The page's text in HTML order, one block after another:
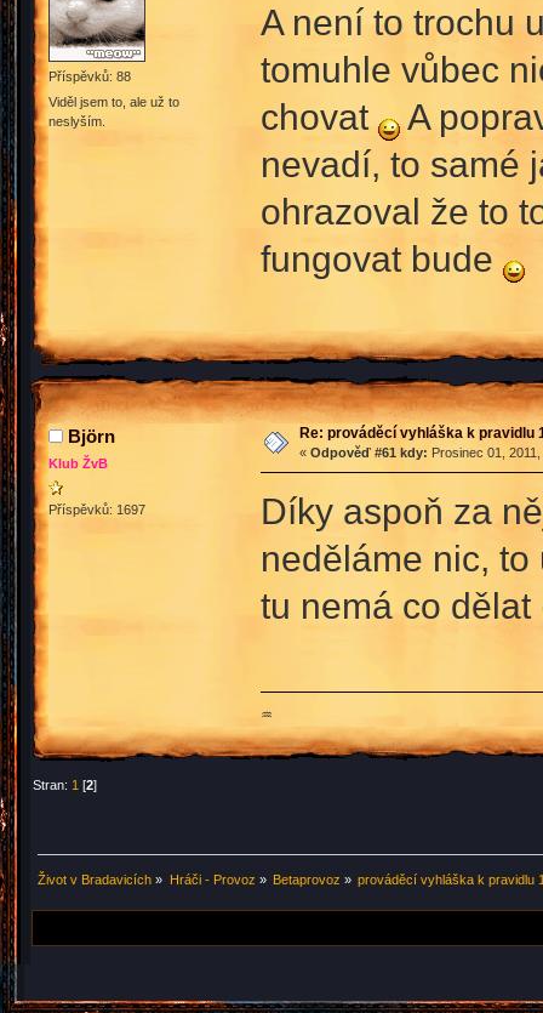
Příspěvků: 88
Viděl jsem to, ale už to
neslyším.
A není to trochu
tomuhle vůbec
chovat
A
nevadí, to samé
ohrazoval že to
fungovat bude
Björn
Klub ŽvB
Příspěvků: 1697
Re: prováděcí vyhláška k pravidlu
« Odpověď #61 kdy: Prosinec 01,
Díky aspoň za
neděláme nic,
tu nemá co
♒
Stran: 1 [2]
Život v Bradavicích » Hráči - Provoz » Betaprovoz » prováděcí vyhláška k pravidlu